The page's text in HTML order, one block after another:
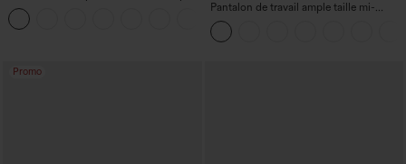
à col rond et ourlet arrondi
Pantalon de travail ample taille mi-
haute, coupe « barrel » (jambe en forme
de tonneau) avec poches
Promo